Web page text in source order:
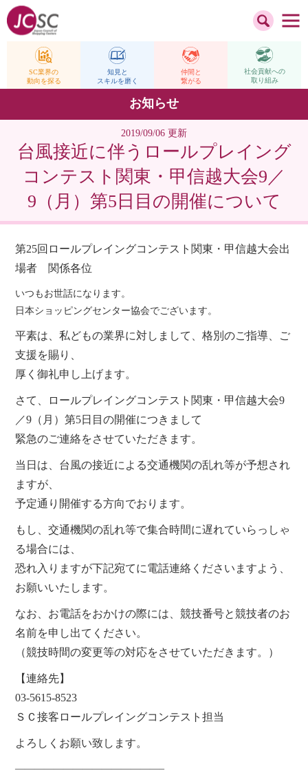
SC業界の
動向を探る
知見と
スキルを磨く
仲間と
繋がる
社会貢献への
取り組み
お知らせ
2019/09/06 更新
台風接近に伴うロールプレイング
コンテスト関東・甲信越大会9／
9（月）第5日目の開催について
第25回ロールプレイングコンテスト関東・甲信越大会出
場者 関係各位
いつもお世話になります。
日本ショッピングセンター協会でございます。
平素は、私どもの業界に対しまして、格別のご指導、ご
支援を賜り、
厚く御礼申し上げます。
さて、ロールプレイングコンテスト関東・甲信越大会9
／9（月）第5日目の開催につきまして
緊急のご連絡をさせていただきます。
当日は、台風の接近による交通機関の乱れ等が予想され
ますが、
予定通り開催する方向でおります。
もし、交通機関の乱れ等で集合時間に遅れていらっしゃ
る場合には、
恐れ入りますが下記宛てに電話連絡くださいますよう、
お願いいたします。
なお、お電話をおかけの際には、競技番号と競技者のお
名前を申し出てください。
（競技時間の変更等の対応をさせていただきます。）
【連絡先】
03-5615-8523
ＳＣ接客ロールプレイングコンテスト担当
よろしくお願い致します。
———————————————–